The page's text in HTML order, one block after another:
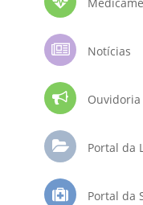
Notícias
Ouvidoria
Portal da
Portal da